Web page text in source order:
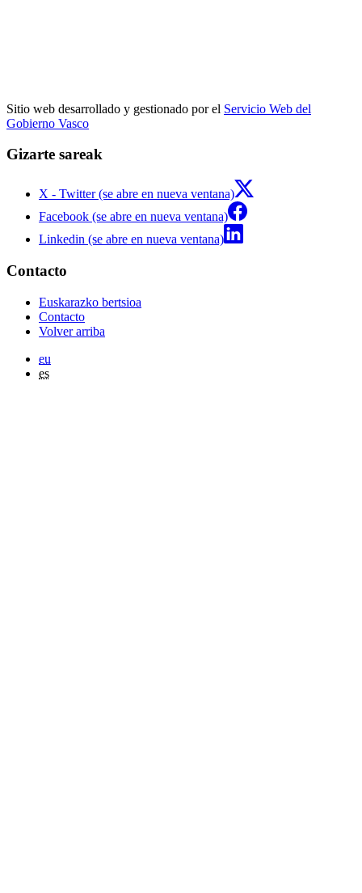
Sitio web desarrollado y gestionado por el Servicio Web del
Gobierno Vasco
Gizarte sareak
X - Twitter (se abre en nueva ventana)
Facebook (se abre en nueva ventana)
Linkedin (se abre en nueva ventana)
Contacto
Euskarazko bertsioa
Contacto
Volver arriba
eu
es